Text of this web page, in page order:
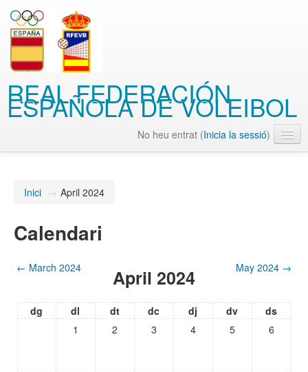
REAL FEDERACIÓN
ESPAÑOLA DE VOLEIBOL
No heu entrat (Inicia la sessió)
Inici → April 2024
Calendari
← March 2024 April 2024 May 2024 →
dg dl dt dc dj dv
ds
1
2 3 4 5 6